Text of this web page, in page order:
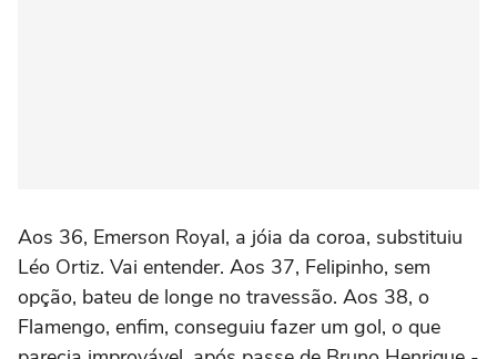
Aos 36, Emerson Royal, a jóia da coroa, substituiu
Léo Ortiz. Vai entender. Aos 37, Felipinho, sem
opção, bateu de longe no travessão. Aos 38, o
Flamengo, enfim, conseguiu fazer um gol, o que